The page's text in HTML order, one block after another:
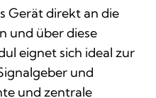
Gerät direkt an die
und über diese
eignet sich ideal zur
und
und zentrale